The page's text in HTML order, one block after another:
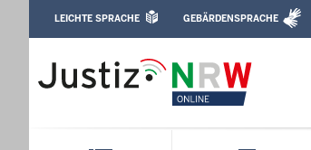
Amtsgericht Hagen:
Leichte Sprache,
LEICHTE SPRACHE GEBÄRDENSPRACHE